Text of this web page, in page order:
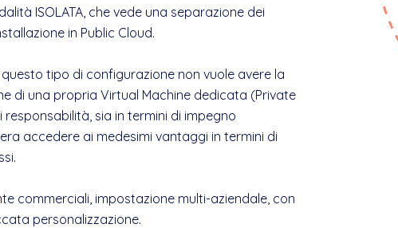
ISOLATA, che vede una separazione dei
in Public Cloud.
questo tipo di configurazione non vuole avere la
di una propria Virtual Machine dedicata (Private
responsabilità, sia in termini di impegno
accedere ai medesimi vantaggi in termini di
commerciali, impostazione multi-aziendale, con
personalizzazione.